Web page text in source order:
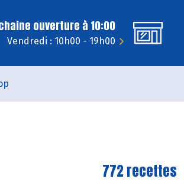
ouverture à 10:00
Vendredi : 10h00 - 19h00
772 recettes